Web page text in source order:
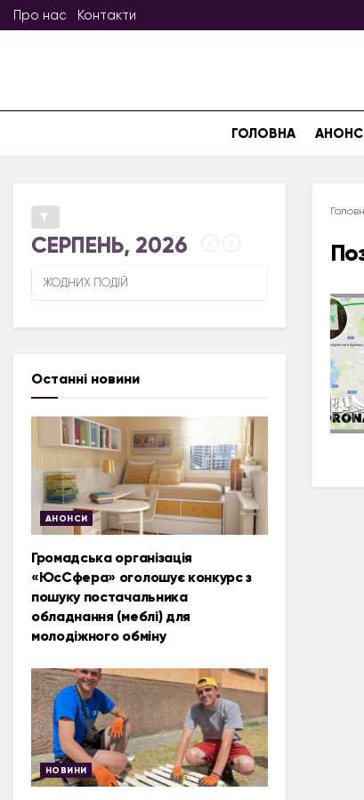
Про нас Контакти
ГОЛОВНА
СЕРПЕНЬ, 2026
ЖОДНИХ ПОДІЙ
Останні новини
АНОНСИ
Громадська організація
«ЮсСфера» оголошує конкурс з
пошуку постачальника
обладнання (меблі) для
молодіжного обміну
НОВИНИ